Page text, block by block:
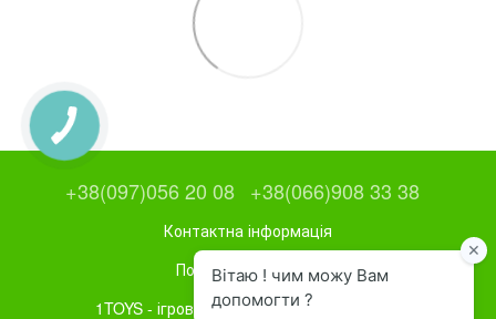
+38(097)056 20 08 +38(066)908 33 38
Контактна інформація
Повна версія сайту
1TOYS - ігрове та спортивне обладнання